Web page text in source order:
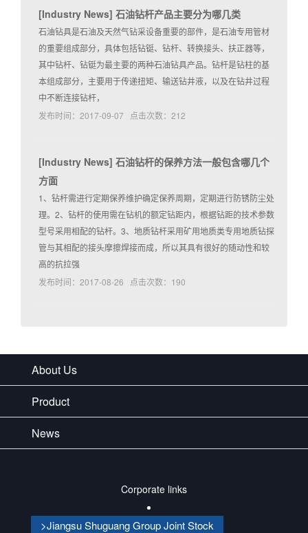
[Industry News] 石油钻杆产品主要分为哪几类
石油钻具是石油及天然气钻采设备重要的部件，是石油专用管材
的重要组成部分，具体包括钻铤、钻杆、转换接头、扶正器等，
其中钻杆、钻铤为最主要的两种石油钻具产品。钻杆是钻柱的基
本组成部分，主要用于传递扭矩、输送钻井液，以及在钻井过程
中不断连接钻杆，
发布时间：2017-09-07 点击次数：212
[Industry News] 石油钻杆的保养方法一般包含哪几个
方面
1、钻杆需进行定期保养维护确定保养周期，定期进行防锈防尘处
理。2、钻杆的使用需在钻机的额定钻距内，根据钻距的技术参数
型号采用相配的钻杆。3、地质钻杆采用矿用地质类专用地质钻探
管与其相配的接头摩擦焊接而成，所以其具有很好的随动性和较
高的抗拉强
发布时间：2017-08-26 点击次数：190
About Us
Product
News
Corporate links
>Jiangsu Shuguang Group Joint Stock